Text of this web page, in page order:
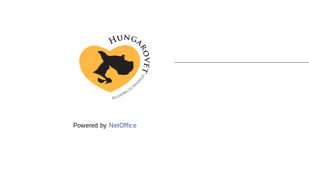
Powered by NetOffice